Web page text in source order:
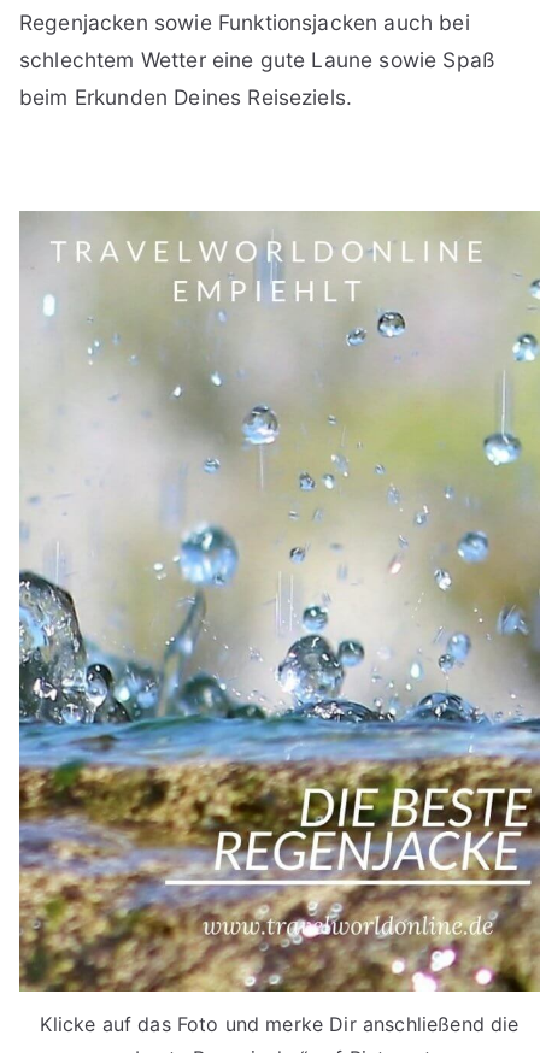
Regenjacken sowie Funktionsjacken auch bei
schlechtem Wetter eine gute Laune sowie Spaß
beim Erkunden Deines Reiseziels.
Klicke auf das Foto und merke Dir anschließend die